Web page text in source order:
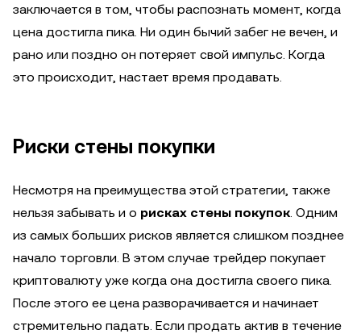
заключается в том, чтобы распознать момент, когда
цена достигла пика. Ни один бычий забег не вечен, и
рано или поздно он потеряет свой импульс. Когда
это происходит, настает время продавать.
Риски стены покупки
Несмотря на преимущества этой стратегии, также
нельзя забывать и о рисках стены покупок . Одним
из самых больших рисков является слишком позднее
начало торговли. В этом случае трейдер покупает
криптовалюту уже когда она достигла своего пика.
После этого ее цена разворачивается и начинает
стремительно падать. Если продать актив в течение